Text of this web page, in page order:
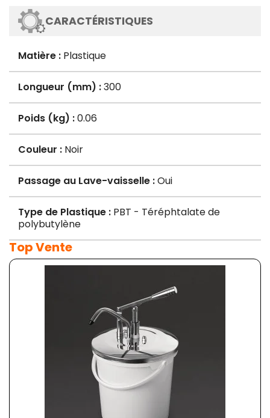
CARACTÉRISTIQUES
Matière : Plastique
Longueur (mm) :300
Poids (kg) :0.06
Couleur : Noir
Passage au Lave-vaisselle :Oui
Type de Plastique : PBT - Téréphtalate de
polybutylène
Top Vente